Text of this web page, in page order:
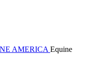
AMERICA Equine